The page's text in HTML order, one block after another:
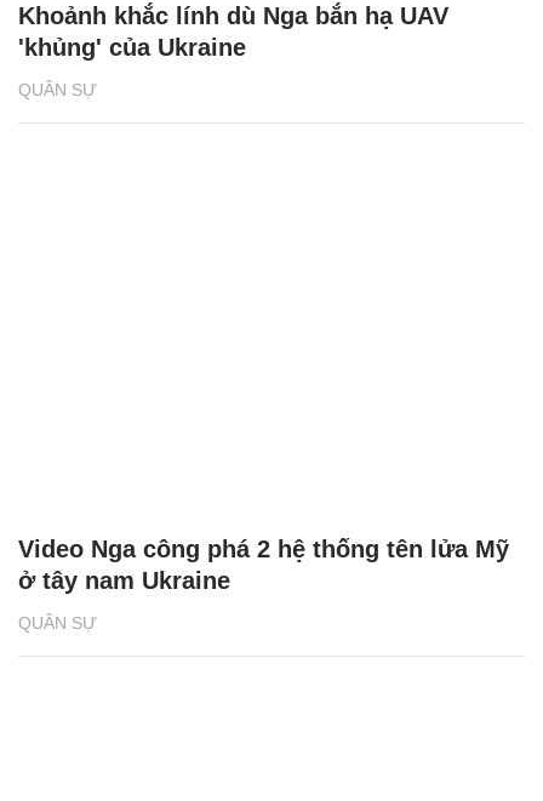
QUÂN SỰ
Khoảnh khắc lính dù Nga bắn hạ UAV
'khủng' của Ukraine
QUÂN SỰ
Video Nga công phá 2 hệ thống tên lửa Mỹ
ở tây nam Ukraine